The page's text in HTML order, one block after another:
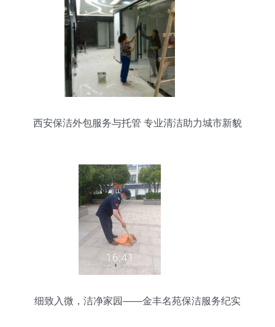
西安保洁外包服务与托管 专业清洁助力城市新貌
细致入微，洁净家园——金丰名苑保洁服务纪实